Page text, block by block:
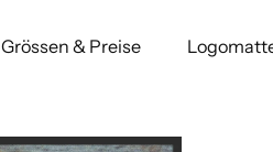
Grössen & Preise